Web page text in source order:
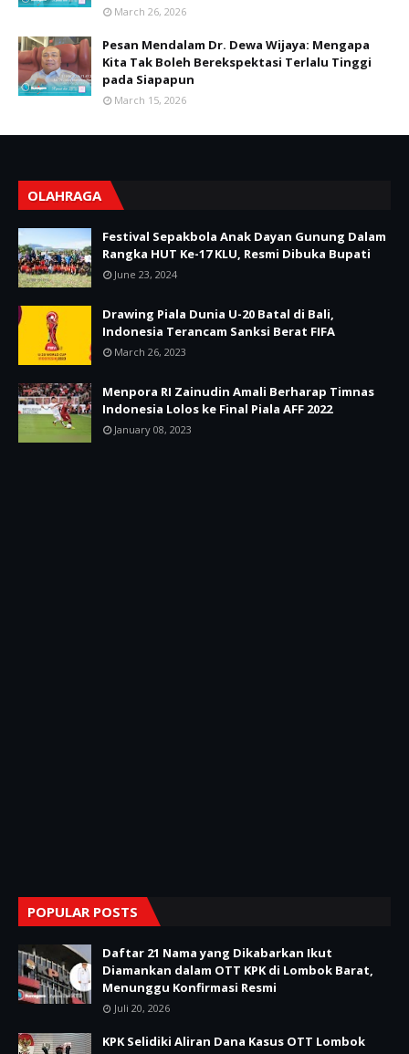
March 26, 2026
Pesan Mendalam Dr. Dewa Wijaya: Mengapa
Kita Tak Boleh Berekspektasi Terlalu Tinggi
pada Siapapun
March 15, 2026
OLAHRAGA
Festival Sepakbola Anak Dayan Gunung Dalam
Rangka HUT Ke-17 KLU, Resmi Dibuka Bupati
June 23, 2024
Drawing Piala Dunia U-20 Batal di Bali,
Indonesia Terancam Sanksi Berat FIFA
March 26, 2023
Menpora RI Zainudin Amali Berharap Timnas
Indonesia Lolos ke Final Piala AFF 2022
January 08, 2023
POPULAR POSTS
Daftar 21 Nama yang Dikabarkan Ikut
Diamankan dalam OTT KPK di Lombok Barat,
Menunggu Konfirmasi Resmi
Juli 20, 2026
KPK Selidiki Aliran Dana Kasus OTT Lombok